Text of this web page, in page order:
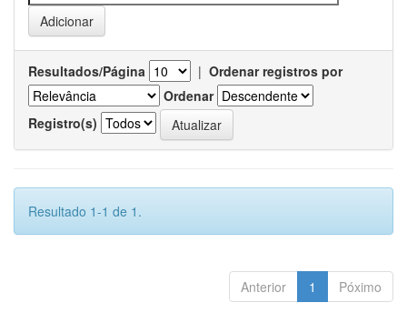
Resultados/Página | Ordenar registros por
Ordenar
Registro(s)
Resultado 1-1 de 1.
Anterior 1 Póximo